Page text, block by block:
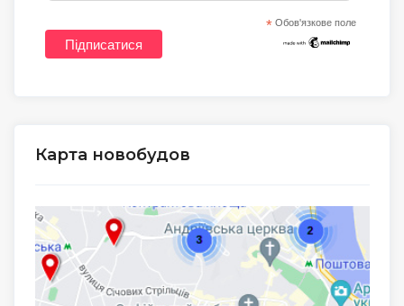
* Обов'язкове поле
Карта новобудов